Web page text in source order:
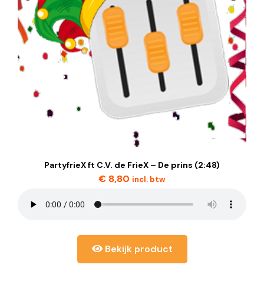
PartyfrieX ft C.V. de FrieX – De prins (2:48)
€ 8,80 incl. btw
Bekijk product